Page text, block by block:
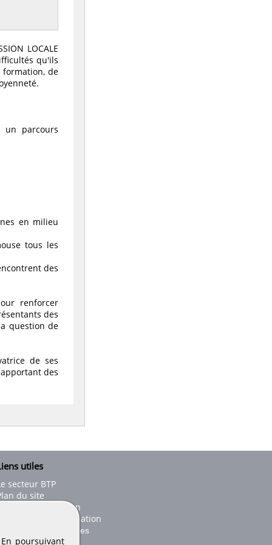
LOCALE
qu'ils
de
un parcours
en milieu
tous les
des
renforcer
des
question de
de ses
des
utiles
secteur BTP
du site
d'utilisation
de publication
des cookies
poursuivant